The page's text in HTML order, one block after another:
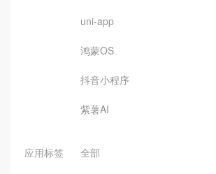
uni-app
鸿蒙OS
抖音小程序
紫薯AI
应用标签 全部